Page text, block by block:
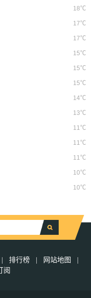
18℃
17℃
17℃
15℃
15℃
15℃
14℃
13℃
11℃
11℃
11℃
10℃
10℃
排行榜 网站地图
阅